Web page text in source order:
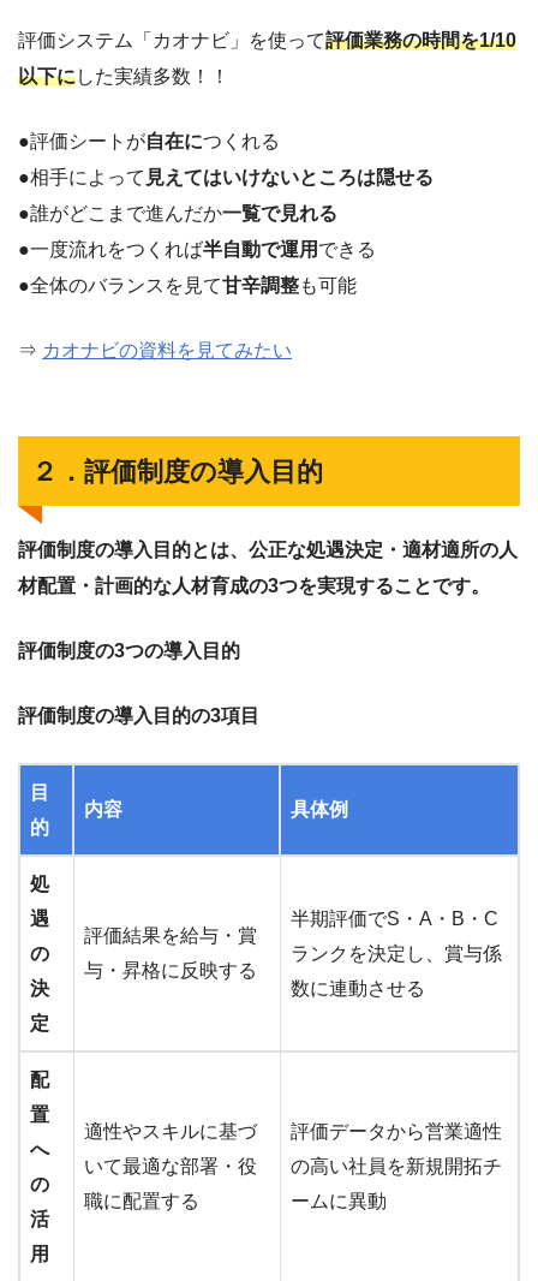
評価システム「カオナビ」を使って評価業務の時間を1/10
以下にした実績多数！！
●評価シートが自在につくれる
●相手によって 見えてはいけないところは隠せる
●誰がどこまで進んだか一覧で見れる
●一度流れをつくれば半自動で運用 できる
●全体のバランスを見て甘辛調整も可能
⇒ カオナビの資料を見てみたい
２．評価制度の導入目的
評価制度の導入目的とは、公正な処遇決定・適材適所の人
材配置・計画的な人材育成の3つを実現することです。
評価制度の3つの導入目的
評価制度の導入目的の3項目
目
的
内容 具体例
処
遇
の
決
定
評価結果を給与・賞
与・昇格に反映する
半期評価でS・A・B・C
ランクを決定し、賞与係
数に連動させる
配
置
へ
の
活
用
適性やスキルに基づ
いて最適な部署・役
職に配置する
評価データから営業適性
の高い社員を新規開拓チ
ームに異動